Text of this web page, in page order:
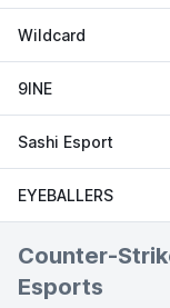
Wildcard
9INE
Sashi Esport
EYEBALLERS
Counter-
Esports